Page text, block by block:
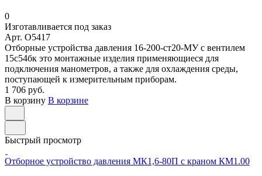
0
Изготавливается под заказ
Арт. O5417
Отборные устройства давления 16-200-ст20-МУ с вентилем
15с54бк это монтажные изделия применяющиеся для
подключения манометров, а также для охлаждения среды,
поступающей к измерительным приборам.
1 706 руб.
В корзину В корзине
Быстрый просмотр
Отборное устройство давления МК1,6-80П с краном КМ1.00